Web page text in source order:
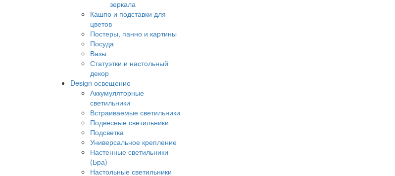
зеркала
Кашпо и подставки для
цветов
Постеры, панно и картины
Посуда
Вазы
Статуэтки и настольный
декор
Design освещение
Аккумуляторные
светильники
Встраиваемые светильники
Подвесные светильники
Подсветка
Универсальное крепление
Настенные светильники
(Бра)
Настольные светильники